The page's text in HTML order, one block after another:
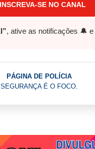
SE NO CANAL
, ative as notificações 🔔 e
PÁGINA DE POLÍCIA
SEGURANÇA É O FOCO.